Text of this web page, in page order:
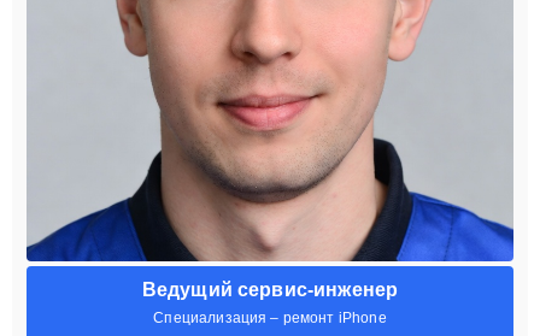
Ведущий сервис-инженер
Специализация – ремонт iPhone